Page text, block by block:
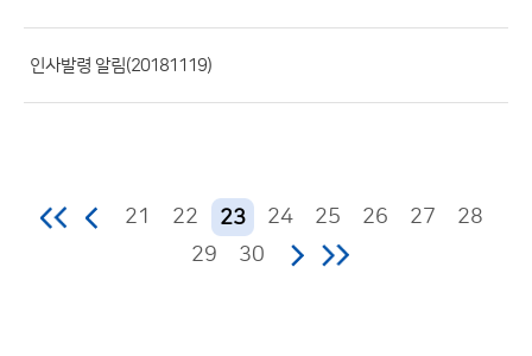
인사발령 알림(20181119)
21 22 23 24 25 26 27
28
29
30